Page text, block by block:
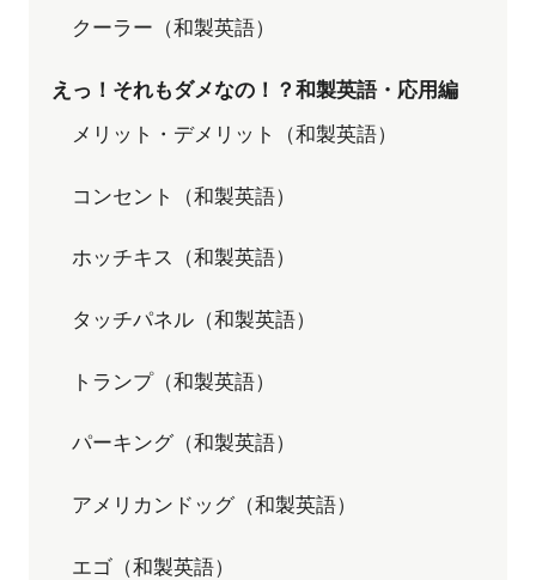
クーラー（和製英語）
えっ！それもダメなの！？和製英語・応用編
メリット・デメリット（和製英語）
コンセント（和製英語）
ホッチキス（和製英語）
タッチパネル（和製英語）
トランプ（和製英語）
パーキング（和製英語）
アメリカンドッグ（和製英語）
エゴ（和製英語）